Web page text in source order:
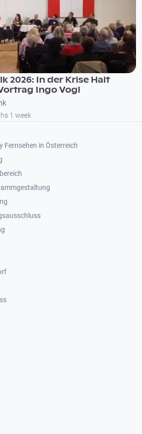
2026: In der Krise Halt
Ingo Vogl
1 week
Fernsehen in Österreich